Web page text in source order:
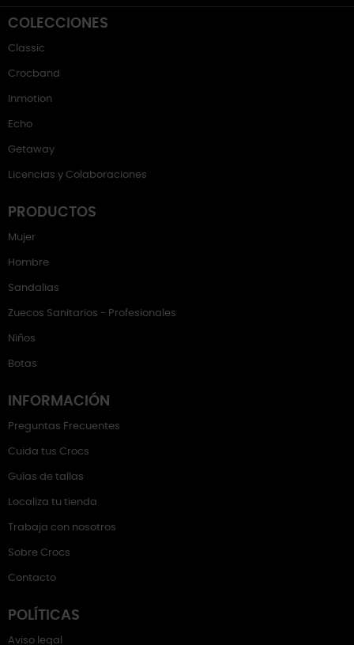
COLECCIONES
Classic
Crocband
Inmotion
Echo
Getaway
Licencias y Colaboraciones
PRODUCTOS
Mujer
Hombre
Sandalias
Zuecos Sanitarios - Profesionales
Niños
Botas
INFORMACIÓN
Preguntas Frecuentes
Cuida tus Crocs
Guías de tallas
Localiza tu tienda
Trabaja con nosotros
Sobre Crocs
Contacto
POLÍTICAS
Aviso legal